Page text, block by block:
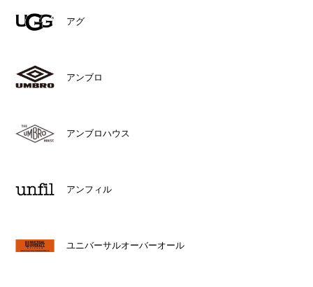
アグ
アンブロ
アンブロハウス
アンフィル
ユニバーサルオーバーオール